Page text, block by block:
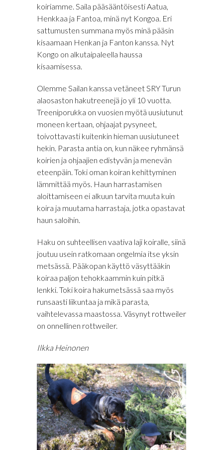
koiriamme. Saila pääsääntöisesti Aatua,
Henkkaa ja Fantoa, minä nyt Kongoa. Eri
sattumusten summana myös minä pääsin
kisaamaan Henkan ja Fanton kanssa. Nyt
Kongo on alkutaipaleella haussa
kisaamisessa.
Olemme Sailan kanssa vetäneet SRY Turun
alaosaston hakutreenejä jo yli 10 vuotta.
Treeniporukka on vuosien myötä uusiutunut
moneen kertaan, ohjaajat pysyneet,
toivottavasti kuitenkin hieman uusiutuneet
hekin. Parasta antia on, kun näkee ryhmänsä
koirien ja ohjaajien edistyvän ja menevän
eteenpäin. Toki oman koiran kehittyminen
lämmittää myös. Haun harrastamisen
aloittamiseen ei alkuun tarvita muuta kuin
koira ja muutama harrastaja, jotka opastavat
haun saloihin.
Haku on suhteellisen vaativa laji koiralle, siinä
joutuu usein ratkomaan ongelmia itse yksin
metsässä. Pääkopan käyttö väsyttääkin
koiraa paljon tehokkaammin kuin pitkä
lenkki. Toki koira hakumetsässä saa myös
runsaasti liikuntaa ja mikä parasta,
vaihtelevassa maastossa. Väsynyt rottweiler
on onnellinen rottweiler.
Ilkka Heinonen